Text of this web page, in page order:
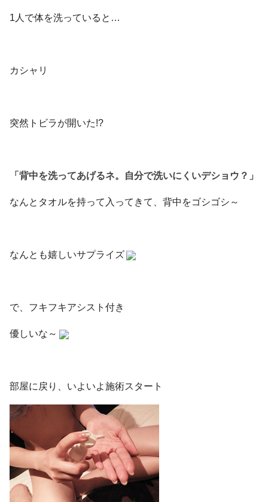
1人で体を洗っていると…
カシャリ
突然トビラが開いた!?
「背中を洗ってあげるネ。自分で洗いにくいデショウ？」
なんとタオルを持って入ってきて、背中をゴシゴシ～
なんとも嬉しいサプライズ
で、フキフキアシスト付き
優しいな～
部屋に戻り、いよいよ施術スタート